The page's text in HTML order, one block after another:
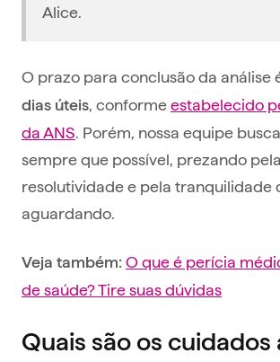
Alice.
O prazo para conclusão da análise
dias úteis, conformeestabelecido
da ANS. Porém, nossa equipe
sempre que possível, prezando pela
resolutividade e pela tranquilidade
aguardando.
Veja também: O que é perícia
de saúde? Tire suas dúvidas
Quais são os cuidados